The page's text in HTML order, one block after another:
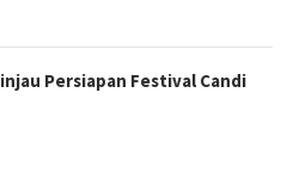
Persiapan Festival Candi